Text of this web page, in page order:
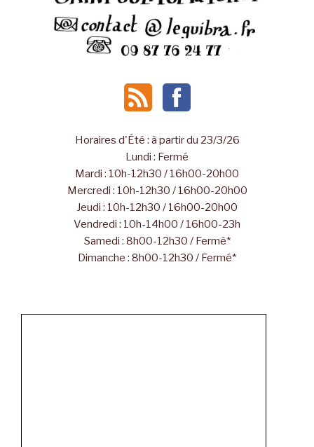
Horaires d'Été : à partir du 23/3/26
Lundi : Fermé
Mardi : 10h-12h30 / 16h00-20h00
Mercredi : 10h-12h30 / 16h00-20h00
Jeudi : 10h-12h30 / 16h00-20h00
Vendredi : 10h-14h00 / 16h00-23h
Samedi : 8h00-12h30 / Fermé*
Dimanche : 8h00-12h30 / Fermé*